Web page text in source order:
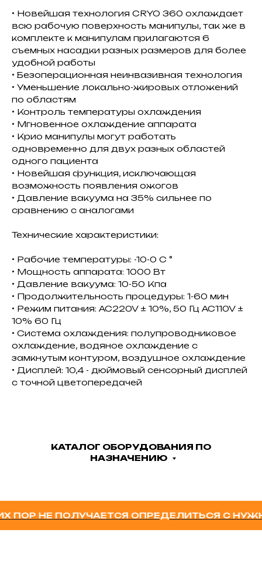
• Новейшая технология CRYO 360 охлаждает
всю рабочую поверхность манипулы, так же в
комплекте к манипулам прилагаются 6
съемных насадки разных размеров для более
удобной работы
• Безоперационная неинвазивная технология
• Уменьшение локально-жировых отложений
по областям
• Контроль температуры охлаждения
• Мгновенное охлаждение аппарата
• Крио манипулы могут работать
одновременно для двух разных областей
одного пациента
• Новейшая функция, исключающая
возможность появления ожогов
• Давление вакуума на 35% сильнее по
сравнению с аналогами
Технические характеристики:
• Рабочие температуры: -10-0 С °
• Мощность аппарата: 1000 Вт
• Давление вакуума: 10-50 Кпа
• Продолжительность процедуры: 1-60 мин
• Режим питания: AC220V ± 10%, 50 Гц AC110V ±
10% 60 Гц
• Система охлаждения: полупроводниковое
охлаждение, водяное охлаждение с
замкнутым контуром, воздушное охлаждение
• Дисплей: 10,4 - дюймовый сенсорный дисплей
с точной цветопередачей
КАТАЛОГ ОБОРУДОВАНИЯ ПО
НАЗНАЧЕНИЮ
НЕ ПОЛУЧАЕТСЯ ОПРЕДЕЛИТЬСЯ С